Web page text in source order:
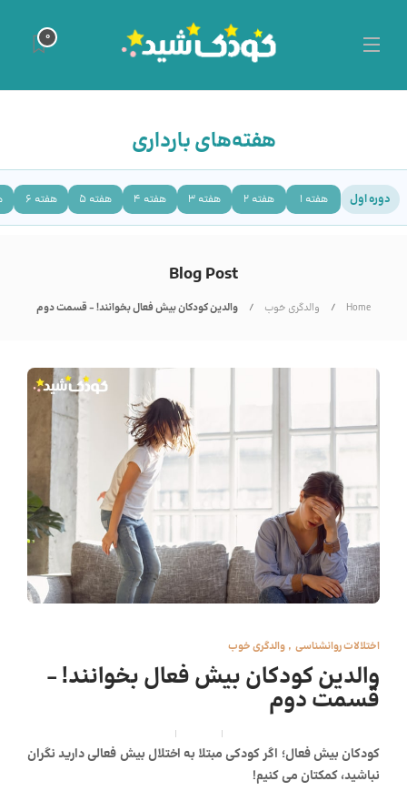
0
هفته‌های بارداری
دوره اول هفته 1 هفته 2 هفته 3 هفته 4 هفته 5 هفته 6
Blog Post
Home والدگری خوب والدین کودکان بیش فعال بخوانند! – قسمت دوم
اختلالات روانشناسی , والدگری خوب
والدین کودکان بیش فعال بخوانند! –
قسمت دوم
کودکان بیش فعال؛ اگر کودکی مبتلا به اختلال بیش فعالی دارید نگران
نباشید، کمکتان می کنیم!